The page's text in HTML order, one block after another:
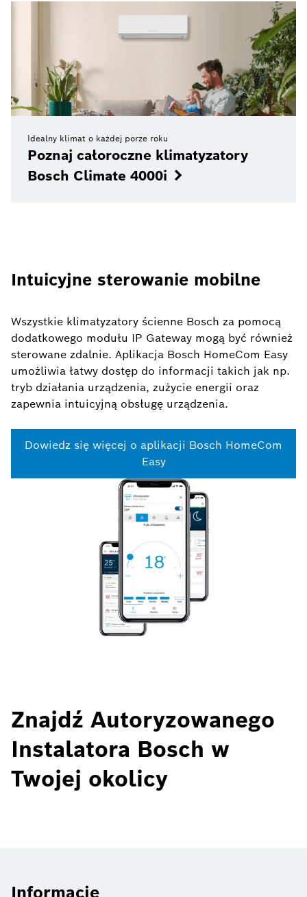
Idealny klimat o każdej porze roku
Poznaj całoroczne klimatyzatory
Bosch Climate 4000i
Intuicyjne sterowanie mobilne
Wszystkie klimatyzatory ścienne Bosch za pomocą
dodatkowego modułu IP Gateway mogą być również
sterowane zdalnie. Aplikacja Bosch HomeCom Easy
umożliwia łatwy dostęp do informacji takich jak np.
tryb działania urządzenia, zużycie energii oraz
zapewnia intuicyjną obsługę urządzenia.
Dowiedz się więcej o aplikacji Bosch HomeCom
Easy
Znajdź Autoryzowanego
Instalatora Bosch w
Twojej okolicy
Informacje